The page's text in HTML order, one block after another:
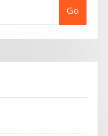
Go